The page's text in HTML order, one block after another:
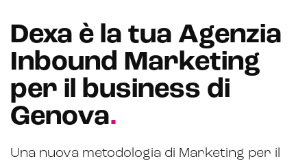
Dexa è la tua Agenzia
Inbound Marketing
per il business di
Genova.
Una nuova metodologia di Marketing per il